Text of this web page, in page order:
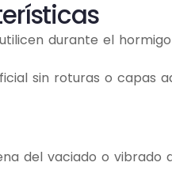
durante el
sin roturas o capas
del vaciado o vibrado